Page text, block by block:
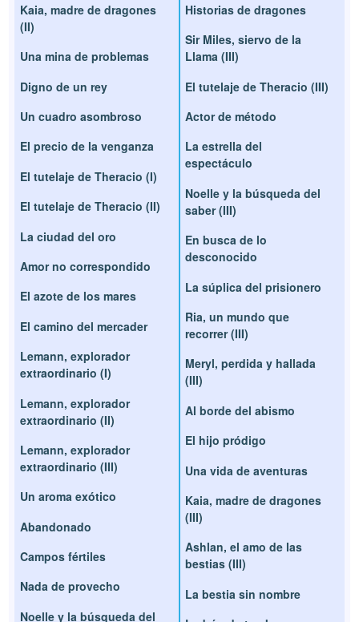
Kaia, madre de dragones
(II)
Una mina de problemas
Digno de un rey
Un cuadro asombroso
El precio de la venganza
El tutelaje de Theracio (I)
El tutelaje de Theracio (II)
La ciudad del oro
Amor no correspondido
El azote de los mares
El camino del mercader
Lemann, explorador
extraordinario (I)
Lemann, explorador
extraordinario (II)
Lemann, explorador
extraordinario (III)
Un aroma exótico
Abandonado
Campos fértiles
Nada de provecho
Noelle y la búsqueda del
Historias de dragones
Sir Miles, siervo de la
Llama (III)
El tutelaje de Theracio (III)
Actor de método
La estrella del
espectáculo
Noelle y la búsqueda del
saber (III)
En busca de lo
desconocido
La súplica del prisionero
Ria, un mundo que
recorrer (III)
Meryl, perdida y hallada
(III)
Al borde del abismo
El hijo pródigo
Una vida de aventuras
Kaia, madre de dragones
(III)
Ashlan, el amo de las
bestias (III)
La bestia sin nombre